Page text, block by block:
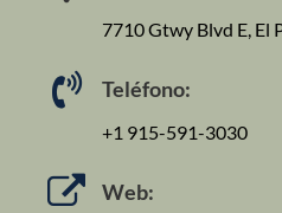
7710 Gtwy Blvd E, El
Teléfono:
+1 915-591-3030
Web: